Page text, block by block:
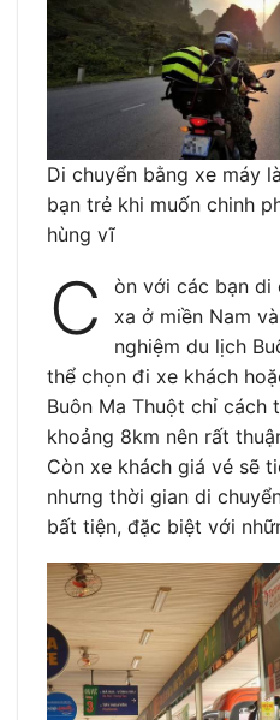
Di chuyển bằng xe máy
bạn trẻ khi muốn chinh
hùng vĩ
C
òn với các bạn di
xa ở miền Nam
nghiệm du lịch
thể chọn đi xe khách
Buôn Ma Thuột chỉ cách
khoảng 8km nên rất
Còn xe khách giá vé sẽ
nhưng thời gian di
bất tiện, đặc biệt với